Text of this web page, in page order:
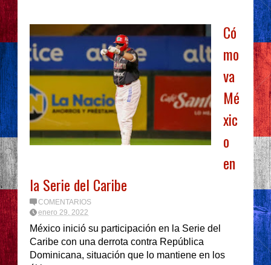
Có
mo
va
Mé
xic
o
en
la Serie del Caribe
COMENTARIOS
enero 29, 2022
México inició su participación en la Serie del
Caribe con una derrota contra República
Dominicana, situación que lo mantiene en los